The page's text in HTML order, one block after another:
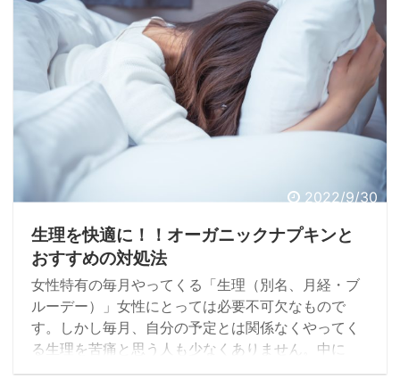
2022/9/30
生理を快適に！！オーガニックナプキンと
おすすめの対処法
女性特有の毎月やってくる「生理（別名、月経・ブ
ルーデー）」女性にとっては必要不可欠なもので
す。しかし毎月、自分の予定とは関係なくやってく
る生理を苦痛と思う人も少なくありません。中に
は、月経痛と言われる下腹部の痛みを感じる人も多